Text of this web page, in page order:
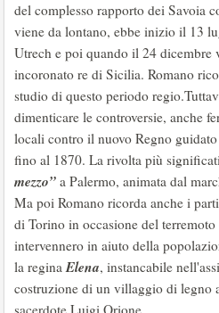
del complesso rapporto dei Savoia
viene da lontano, ebbe inizio il 13
Utrech e poi quando il 24
incoronato re di Sicilia. Romano
studio di questo periodo
dimenticare le controversie, anche
locali contro il nuovo Regno
fino al 1870. La rivolta più
mezzo” a Palermo, animata dal
Ma poi Romano ricorda anche i
di Torino in occasione del
intervennero in aiuto della
la reginaElena, instancabile
costruzione di un villaggio di legno
sacerdote Luigi Orione.